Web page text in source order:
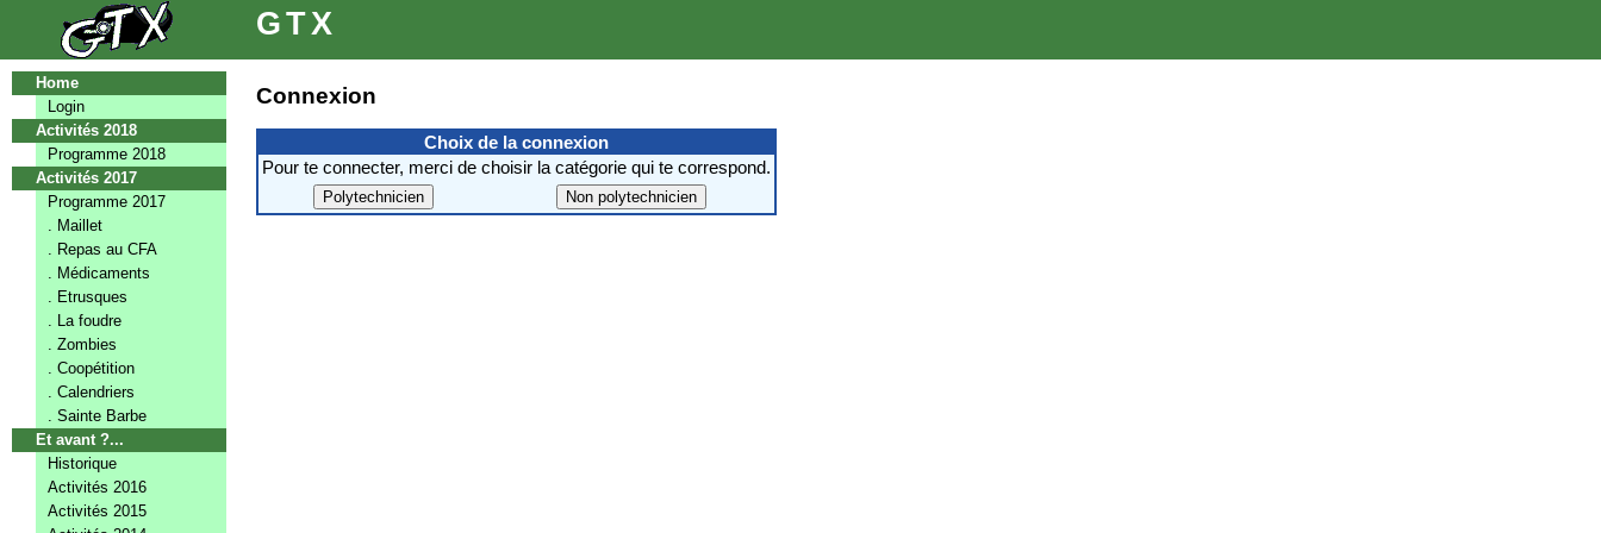
GTX
Home
Login
Activités 2018
Programme 2018
Activités 2017
Programme 2017
. Maillet
. Repas au CFA
. Médicaments
. Etrusques
. La foudre
. Zombies
. Coopétition
. Calendriers
. Sainte Barbe
Et avant ?...
Historique
Activités 2016
Activités 2015
Connexion
Choix de la connexion
Pour te connecter, merci de choisir la catégorie qui te correspond.